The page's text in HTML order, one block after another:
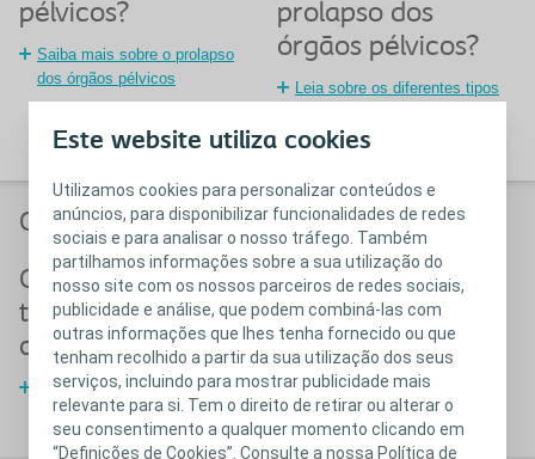
Este website utiliza cookies
Utilizamos cookies para personalizar conteúdos e
anúncios, para disponibilizar funcionalidades de redes
sociais e para analisar o nosso tráfego. Também
partilhamos informações sobre a sua utilização do
nosso site com os nossos parceiros de redes sociais,
publicidade e análise, que podem combiná-las com
outras informações que lhes tenha fornecido ou que
tenham recolhido a partir da sua utilização dos seus
serviços, incluindo para mostrar publicidade mais
relevante para si. Tem o direito de retirar ou alterar o
seu consentimento a qualquer momento clicando em
“Definições de Cookies”. Consulte a nossa Política de
pélvicos?
Saiba mais sobre o prolapso
dos órgãos pélvicos
prolapso dos
órgãos pélvicos?
Leia sobre os diferentes tipos
pélvicos
Opções de tratamento
Opções de
tratamento não
cirúrgico
Saiba mais sobre as opções de
tratamento não cirúrgico
Opções de
tratamento
cirúrgico
Leia mais sobre as opções de
tratamento cirúrgico